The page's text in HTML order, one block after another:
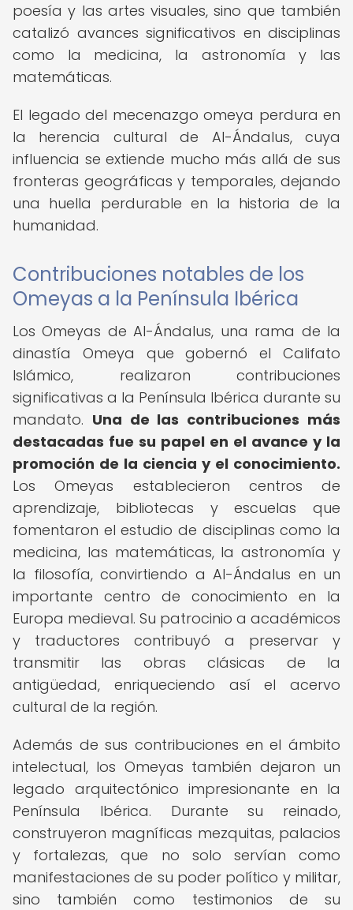
poesía y las artes visuales, sino que también
catalizó avances significativos en disciplinas
como la medicina, la astronomía y las
matemáticas.
El legado del mecenazgo omeya perdura en
la herencia cultural de Al-Ándalus, cuya
influencia se extiende mucho más allá de sus
fronteras geográficas y temporales, dejando
una huella perdurable en la historia de la
humanidad.
Contribuciones notables de los
Omeyas a la Península Ibérica
Los Omeyas de Al-Ándalus, una rama de la
dinastía Omeya que gobernó el Califato
Islámico, realizaron contribuciones
significativas a la Península Ibérica durante su
mandato. Una de las contribuciones más
destacadas fue su papel en el avance y la
promoción de la ciencia y el conocimiento.
Los Omeyas establecieron centros de
aprendizaje, bibliotecas y escuelas que
fomentaron el estudio de disciplinas como la
medicina, las matemáticas, la astronomía y
la filosofía, convirtiendo a Al-Ándalus en un
importante centro de conocimiento en la
Europa medieval. Su patrocinio a académicos
y traductores contribuyó a preservar y
transmitir las obras clásicas de la
antigüedad, enriqueciendo así el acervo
cultural de la región.
Además de sus contribuciones en el ámbito
intelectual, los Omeyas también dejaron un
legado arquitectónico impresionante en la
Península Ibérica. Durante su reinado,
construyeron magníficas mezquitas, palacios
y fortalezas, que no solo servían como
manifestaciones de su poder político y militar,
sino también como testimonios de su